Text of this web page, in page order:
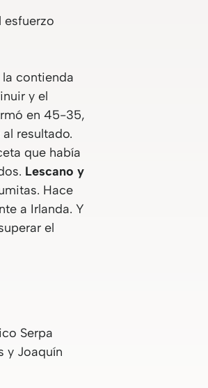
esfuerzo
contienda
y el
en 45-35,
resultado.
que había
Lescano y
Hace
a Irlanda. Y
el
Serpa
y Joaquín